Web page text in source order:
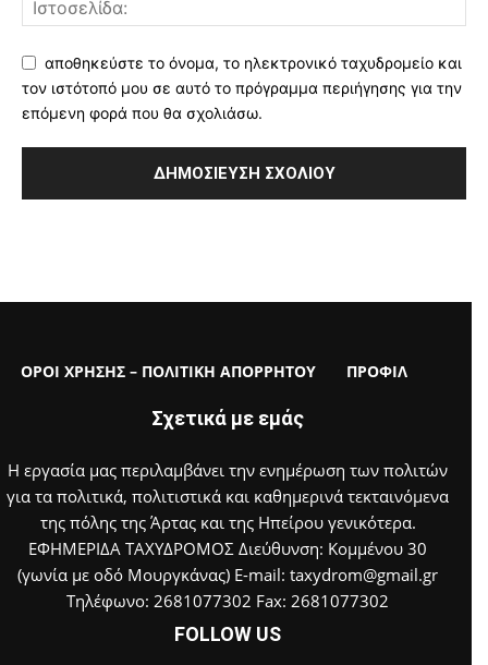
αποθηκεύστε το όνομα, το ηλεκτρονικό ταχυδρομείο και
τον ιστότοπό μου σε αυτό το πρόγραμμα περιήγησης για την
επόμενη φορά που θα σχολιάσω.
ΟΡΟΙ ΧΡΗΣΗΣ – ΠΟΛΙΤΙΚΗ ΑΠΟΡΡΗΤΟΥ ΠΡΟΦΙΛ
Σχετικά με εμάς
Η εργασία μας περιλαμβάνει την ενημέρωση των πολιτών
για τα πολιτικά, πολιτιστικά και καθημερινά τεκταινόμενα
της πόλης της Άρτας και της Ηπείρου γενικότερα.
ΕΦΗΜΕΡΙΔΑ ΤΑΧΥΔΡΟΜΟΣ Διεύθυνση: Κομμένου 30
(γωνία με οδό Μουργκάνας) E-mail: taxydrom@gmail.gr
Τηλέφωνο: 2681077302 Fax: 2681077302
FOLLOW US